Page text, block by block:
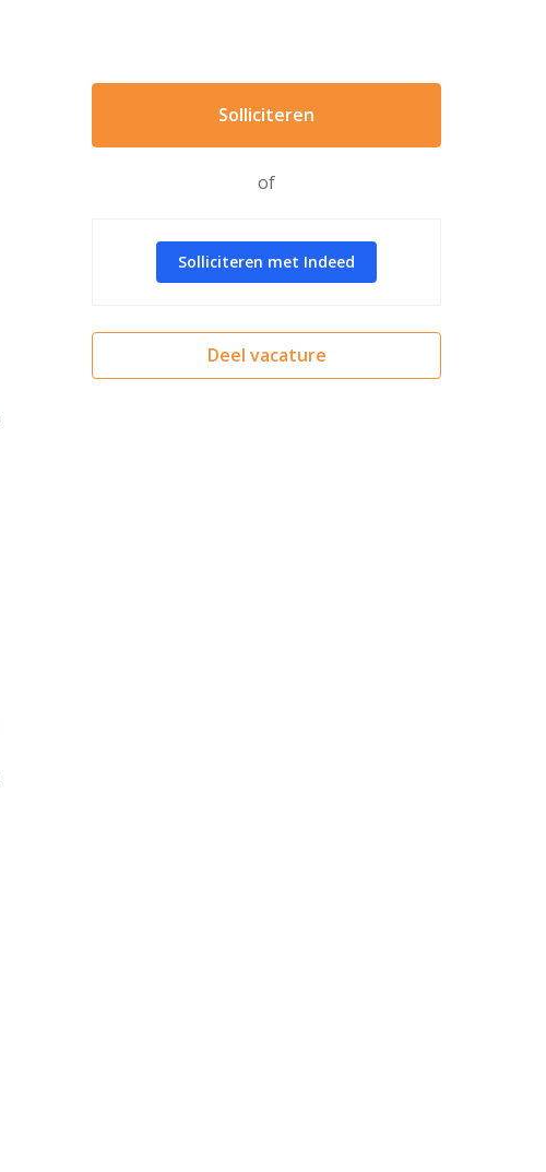
Solliciteren
of
Solliciteren met Indeed
Deel vacature